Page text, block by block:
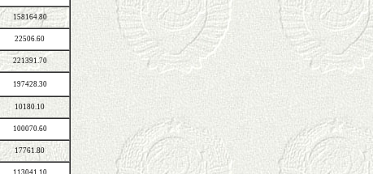
158164.80
22506.60
221391.70
197428.30
10180.10
100070.60
17761.80
113041.10